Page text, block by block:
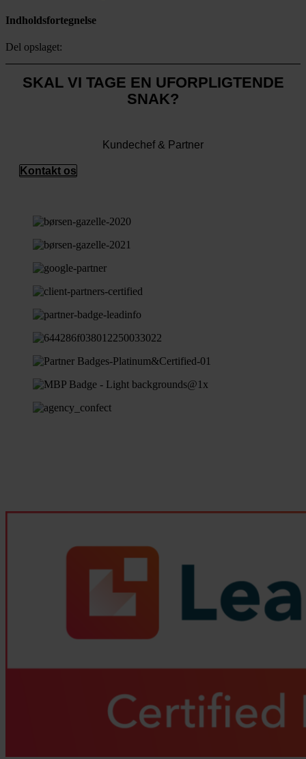
Indholdsfortegnelse
Del opslaget:
SKAL VI TAGE EN UFORPLIGTENDE
SNAK?
Kundechef & Partner
Kontakt os